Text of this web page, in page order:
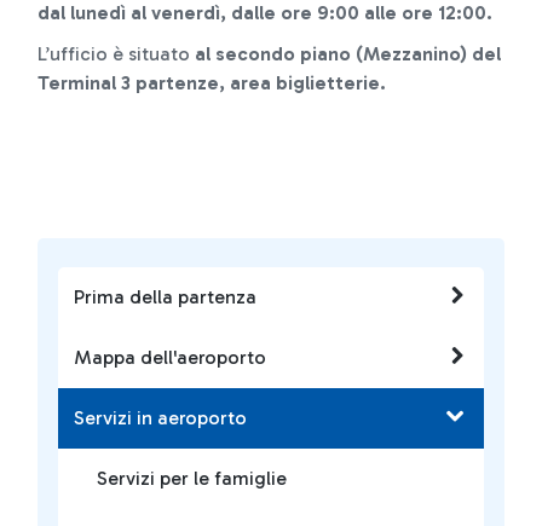
Prima della partenza
Mappa dell'aeroporto
Servizi in aeroporto
Servizi per le famiglie
dal lunedì al venerdì, dalle ore 9:00 alle ore 12:00.
L’ufficio è situato al secondo piano (Mezzanino) del
Terminal 3 partenze, area biglietterie.